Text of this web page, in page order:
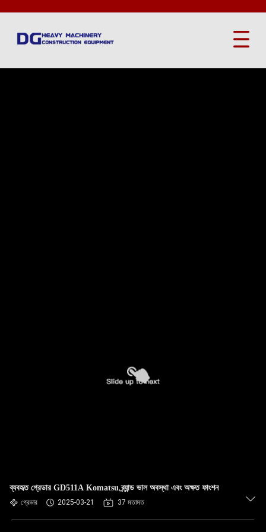
ব্যবহৃত গ্রেডার GD511A Komatsu ব্র্যান্ড ভাল অবস্থা এবং অক্ষত ফাংশন
গ্রেডার 2025-03-21 37 মতামত